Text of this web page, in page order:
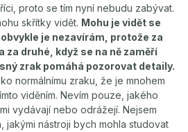
proto se tím nyní nebudu zabývat.
skřítky vidět. Mohu je vidět se
je nezavírám, protože za
za druhé, když se na ně zaměří
zrak pomáhá pozorovat detaily.
normálnímu zraku, že je mnohem
viděním. Nevím pouze, jakého
vydávají nebo odrážejí. Nejsem
nástroji bych mohla studovat